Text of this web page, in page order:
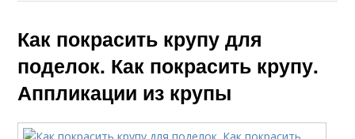
Как покрасить крупу для
поделок. Как покрасить крупу.
Аппликации из крупы